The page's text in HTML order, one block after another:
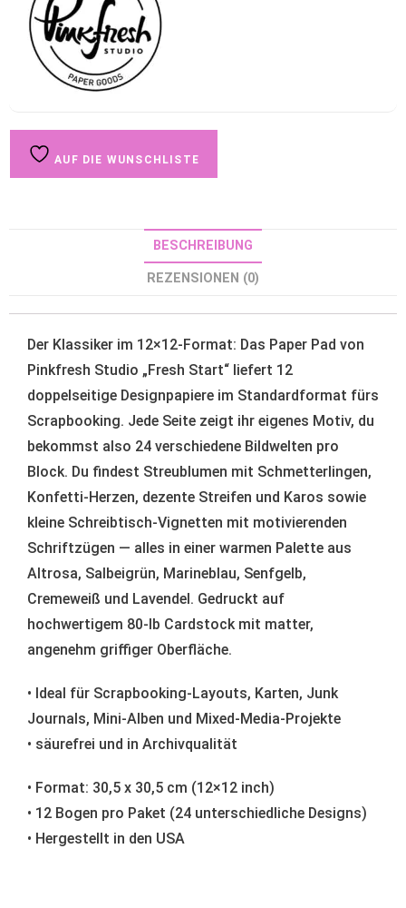
AUF DIE WUNSCHLISTE
BESCHREIBUNG
REZENSIONEN (0)
Der Klassiker im 12×12-Format: Das Paper Pad von
Pinkfresh Studio „Fresh Start“ liefert 12
doppelseitige Designpapiere im Standardformat fürs
Scrapbooking. Jede Seite zeigt ihr eigenes Motiv, du
bekommst also 24 verschiedene Bildwelten pro
Block. Du findest Streublumen mit Schmetterlingen,
Konfetti-Herzen, dezente Streifen und Karos sowie
kleine Schreibtisch-Vignetten mit motivierenden
Schriftzügen — alles in einer warmen Palette aus
Altrosa, Salbeigrün, Marineblau, Senfgelb,
Cremeweiß und Lavendel. Gedruckt auf
hochwertigem 80-lb Cardstock mit matter,
angenehm griffiger Oberfläche.
• Ideal für Scrapbooking-Layouts, Karten, Junk
Journals, Mini-Alben und Mixed-Media-Projekte
• säurefrei und in Archivqualität
• Format: 30,5 x 30,5 cm (12×12 inch)
• 12 Bogen pro Paket (24 unterschiedliche Designs)
• Hergestellt in den USA